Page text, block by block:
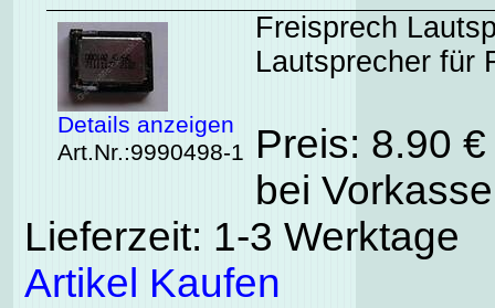
Details anzeigen
Art.Nr.:9990498-1
Freisprech
Lautsprecher für
Preis: 8.90
bei
Lieferzeit: 1-3 Werktage
Artikel Kaufen